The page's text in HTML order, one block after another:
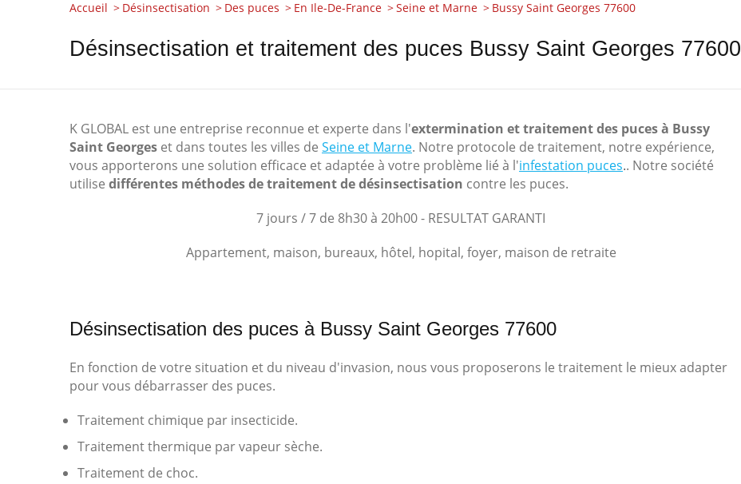
Accueil Désinsectisation Des puces En Ile-De-France Seine et Marne Bussy Saint Georges 77600
Désinsectisation et traitement des puces Bussy Saint Georges 77600
K GLOBAL est une entreprise reconnue et experte dans l'extermination et traitement des puces à Bussy
Saint Georges et dans toutes les villes de Seine et Marne. Notre protocole de traitement, notre expérience,
vous apporterons une solution efficace et adaptée à votre problème lié à l'infestation puces.. Notre société
utilise différentes méthodes de traitement de désinsectisation contre les puces.
7 jours / 7 de 8h30 à 20h00 - RESULTAT GARANTI
Appartement, maison, bureaux, hôtel, hopital, foyer, maison de retraite
Désinsectisation des puces à Bussy Saint Georges 77600
En fonction de votre situation et du niveau d'invasion, nous vous proposerons le traitement le mieux adapter
pour vous débarrasser des puces.
Traitement chimique par insecticide.
Traitement thermique par vapeur sèche.
Traitement de choc.